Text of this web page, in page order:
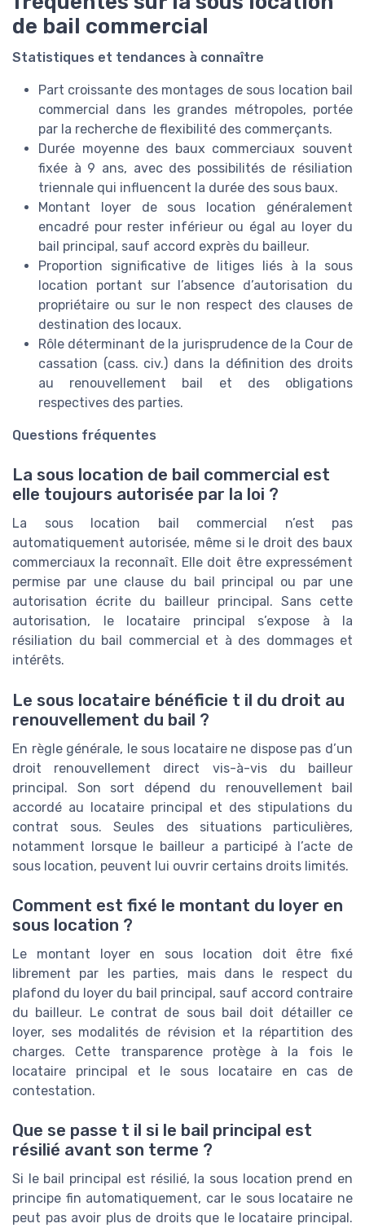
de bail commercial
Statistiques et tendances à connaître
Part croissante des montages de sous location bail
commercial dans les grandes métropoles, portée
par la recherche de flexibilité des commerçants.
Durée moyenne des baux commerciaux souvent
fixée à 9 ans, avec des possibilités de résiliation
triennale qui influencent la durée des sous baux.
Montant loyer de sous location généralement
encadré pour rester inférieur ou égal au loyer du
bail principal, sauf accord exprès du bailleur.
Proportion significative de litiges liés à la sous
location portant sur l’absence d’autorisation du
propriétaire ou sur le non respect des clauses de
destination des locaux.
Rôle déterminant de la jurisprudence de la Cour de
cassation (cass. civ.) dans la définition des droits
au renouvellement bail et des obligations
respectives des parties.
Questions fréquentes
La sous location de bail commercial est
elle toujours autorisée par la loi ?
La sous location bail commercial n’est pas
automatiquement autorisée, même si le droit des baux
commerciaux la reconnaît. Elle doit être expressément
permise par une clause du bail principal ou par une
autorisation écrite du bailleur principal. Sans cette
autorisation, le locataire principal s’expose à la
résiliation du bail commercial et à des dommages et
intérêts.
Le sous locataire bénéficie t il du droit au
renouvellement du bail ?
En règle générale, le sous locataire ne dispose pas d’un
droit renouvellement direct vis-à-vis du bailleur
principal. Son sort dépend du renouvellement bail
accordé au locataire principal et des stipulations du
contrat sous. Seules des situations particulières,
notamment lorsque le bailleur a participé à l’acte de
sous location, peuvent lui ouvrir certains droits limités.
Comment est fixé le montant du loyer en
sous location ?
Le montant loyer en sous location doit être fixé
librement par les parties, mais dans le respect du
plafond du loyer du bail principal, sauf accord contraire
du bailleur. Le contrat de sous bail doit détailler ce
loyer, ses modalités de révision et la répartition des
charges. Cette transparence protège à la fois le
locataire principal et le sous locataire en cas de
contestation.
Que se passe t il si le bail principal est
résilié avant son terme ?
Si le bail principal est résilié, la sous location prend en
principe fin automatiquement, car le sous locataire ne
peut pas avoir plus de droits que le locataire principal.